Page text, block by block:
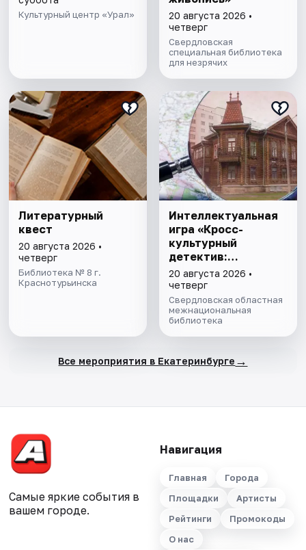
Культурный центр «Урал»
20 августа 2026 •
четверг
Свердловская
специальная библиотека
для незрячих
Литературный
квест
20 августа 2026 •
четверг
Библиотека № 8 г.
Краснотурьинска
Интеллектуальная
игра «Кросс-
культурный
детектив:
Екатеринбург»
20 августа 2026 •
четверг
Свердловская областная
межнациональная
библиотека
Все мероприятия в Екатеринбурге →
Самые яркие события в
вашем городе.
Навигация
Главная
Города
Площадки
Артисты
Рейтинги
Промокоды
О нас